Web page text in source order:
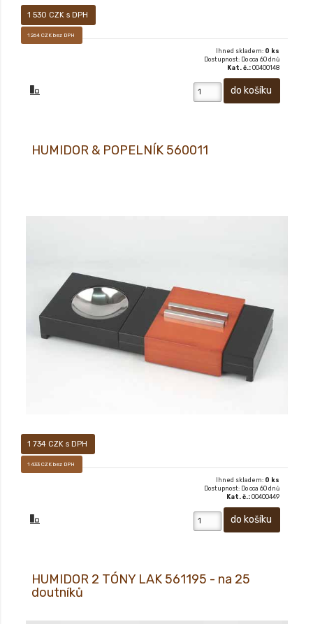
1 530 CZK s DPH
1 264 CZK bez DPH
Ihned skladem: 0 ks
Dostupnost: Do cca 60 dnů
Kat. č.: 00400148
1 734 CZK s DPH
1 433 CZK bez DPH
HUMIDOR & POPELNÍK 560011
Ihned skladem: 0 ks
Dostupnost: Do cca 60 dnů
Kat. č.: 00400449
HUMIDOR 2 TÓNY LAK 561195 - na 25
doutníků